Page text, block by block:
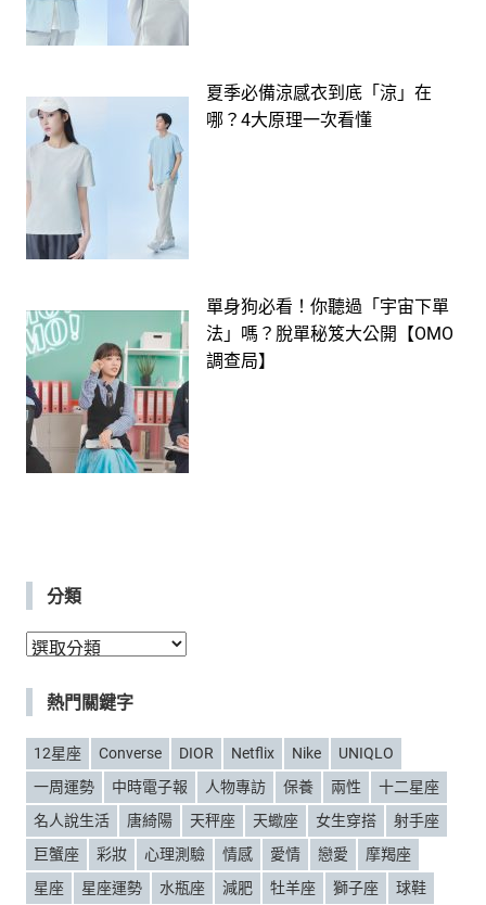
夏季必備涼感衣到底「涼」在
哪？4大原理一次看懂
單身狗必看！你聽過「宇宙下單
法」嗎？脫單秘笈大公開【OMO
調查局】
分類
分
熱門關鍵字
12星座 Converse DIOR Netflix Nike
UNIQLO
一周運勢
中時電子報 人物專訪 保養 兩性
十二星座
名人說生活
唐綺陽 天秤座 天蠍座 女生穿搭
射手座
巨蟹座
彩妝 心理測驗 情感 愛情 戀愛
摩羯座
星座
星座運勢 水瓶座 減肥 牡羊座 獅子座
球鞋